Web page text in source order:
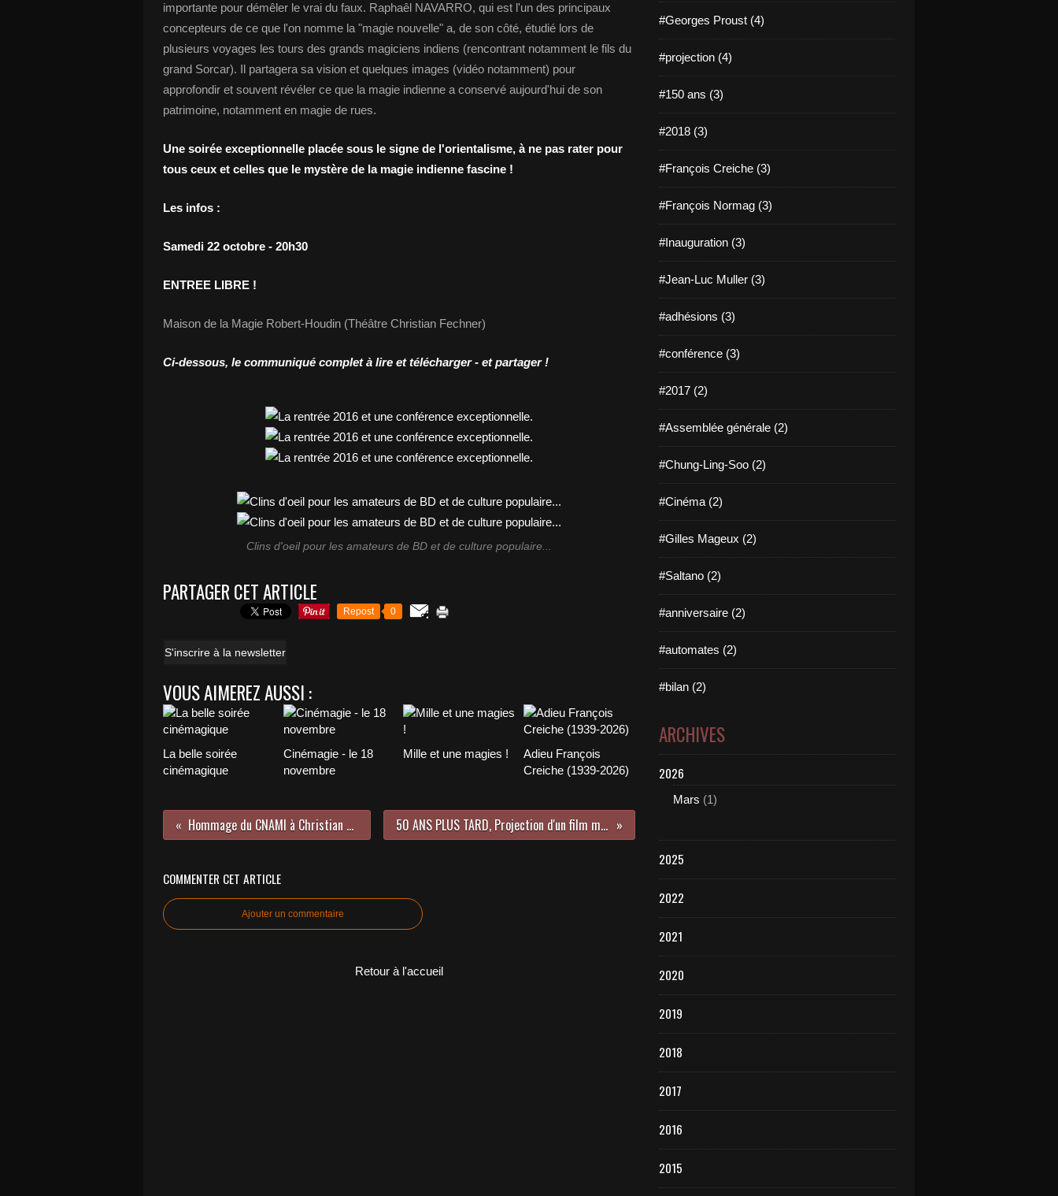
importante pour démêler le vrai du faux. Raphaêl NAVARRO, qui est l'un des principaux
concepteurs de ce que l'on nomme la "magie nouvelle" a, de son côté, étudié lors de
plusieurs voyages les tours des grands magiciens indiens (rencontrant notamment le fils du
grand Sorcar). Il partagera sa vision et quelques images (vidéo notamment) pour
approfondir et souvent révéler ce que la magie indienne a conservé aujourd'hui de son
patrimoine, notamment en magie de rues.
Une soirée exceptionnelle placée sous le signe de l'orientalisme, à ne pas rater pour
tous ceux et celles que le mystère de la magie indienne fascine !
Les infos :
Samedi 22 octobre - 20h30
ENTREE LIBRE !
Maison de la Magie Robert-Houdin (Théâtre Christian Fechner)
Ci-dessous, le communiqué complet à lire et télécharger - et partager !
Clins d'oeil pour les amateurs de BD et de culture populaire...
PARTAGER CET ARTICLE
Repost 0
S'inscrire à la newsletter
VOUS AIMEREZ AUSSI :
La belle soirée
cinémagique
Cinémagie - le 18
novembre
Mille et une magies !
Adieu François
Creiche (1939-2026)
Hommage du CNAMI à Christian Fechner 50 ANS PLUS TARD, Projection d'un film mythique !
COMMENTER CET ARTICLE
Ajouter un commentaire
Retour à l'accueil
#Georges Proust (4)
#projection (4)
#150 ans (3)
#2018 (3)
#François Creiche (3)
#François Normag (3)
#Inauguration (3)
#Jean-Luc Muller (3)
#adhésions (3)
#conférence (3)
#2017 (2)
#Assemblée générale (2)
#Chung-Ling-Soo (2)
#Cinéma (2)
#Gilles Mageux (2)
#Saltano (2)
#anniversaire (2)
#automates (2)
#bilan (2)
ARCHIVES
2026
Mars (1)
2025
2022
2021
2020
2019
2018
2017
2016
2015